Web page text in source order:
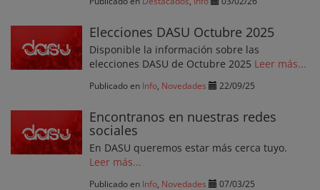
Elecciones DASU Octubre 2025
Disponible la información sobre las
elecciones DASU de Octubre 2025 Leer más...
Publicado en Info Novedades 22/09/25
Encontranos en nuestras redes
sociales
En DASU queremos estar más cerca tuyo.
Leer más...
Publicado en Info Novedades 07/03/25